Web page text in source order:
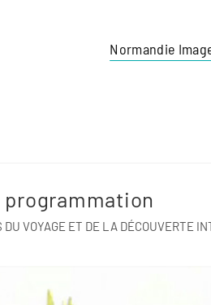
Normandie
VOYAGE ET DE LA DÉCOUVERTE